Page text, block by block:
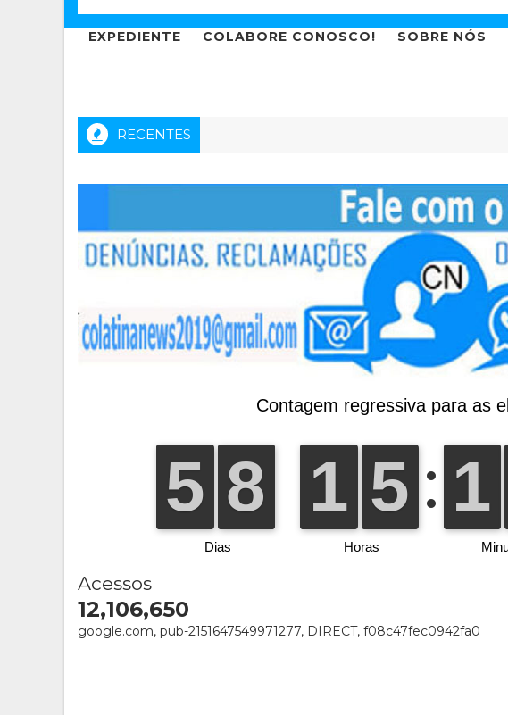
EXPEDIENTE COLABORE CONOSCO! SOBRE NÓS
RECENTES
Acessos
12,106,650
google.com, pub-2151647549971277, DIRECT, f08c47fec0942fa0